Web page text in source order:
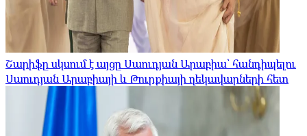
Շարիֆը սկսում է այցը Սաուդյան Արաբիա՝ հանդիպելու
Սաուդյան Արաբիայի և Թուրքիայի ղեկավարների հետ